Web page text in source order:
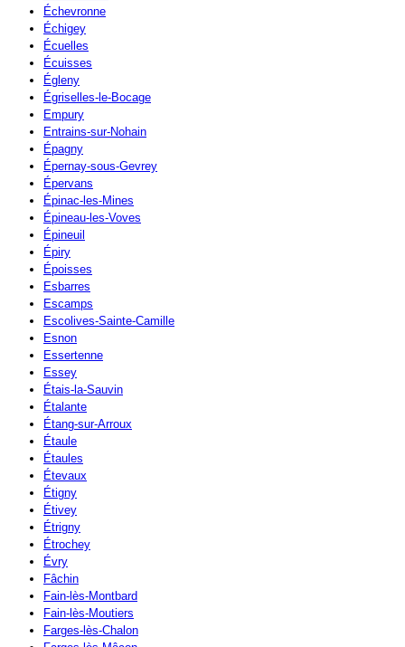
Échevronne
Échigey
Écuelles
Écuisses
Égleny
Égriselles-le-Bocage
Empury
Entrains-sur-Nohain
Épagny
Épernay-sous-Gevrey
Épervans
Épinac-les-Mines
Épineau-les-Voves
Épineuil
Épiry
Époisses
Esbarres
Escamps
Escolives-Sainte-Camille
Esnon
Essertenne
Essey
Étais-la-Sauvin
Étalante
Étang-sur-Arroux
Étaule
Étaules
Étevaux
Étigny
Étivey
Étrigny
Étrochey
Évry
Fâchin
Fain-lès-Montbard
Fain-lès-Moutiers
Farges-lès-Chalon